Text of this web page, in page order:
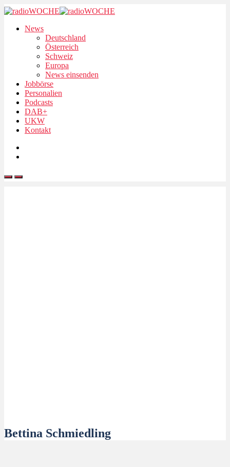
News
Deutschland
Österreich
Schweiz
Europa
News einsenden
Jobbörse
Personalien
Podcasts
DAB+
UKW
Kontakt
Bettina Schmiedling